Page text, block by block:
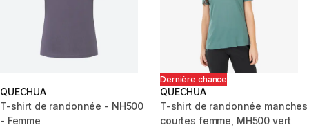
QUECHUA
T-shirt de randonnée - NH500
- Femme
Dernière chance
QUECHUA
T-shirt de randonnée manches
courtes femme, MH500 vert